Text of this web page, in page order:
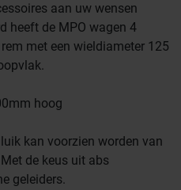
aan uw wensen
heeft de MPO wagen 4
met een wieldiameter 125
hoog
kan voorzien worden van
de keus uit abs
geleiders.